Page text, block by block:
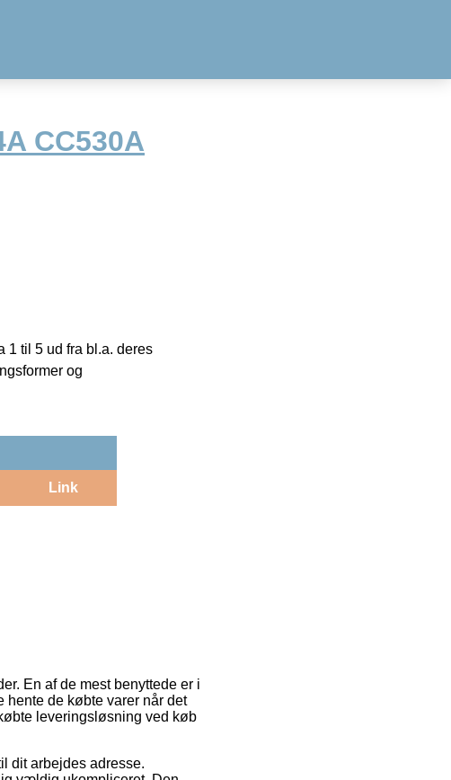
CC530A
1 til 5 ud fra bl.a. deres
og
Link
En af de mest benyttede er i
hente de købte varer når det
leveringsløsning ved køb
dit arbejdes adresse.